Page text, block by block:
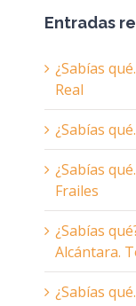
Entradas
¿Sabías
Real
¿Sabías
¿Sabías
Frailes
¿Sabías
Alcántara.
¿Sabías